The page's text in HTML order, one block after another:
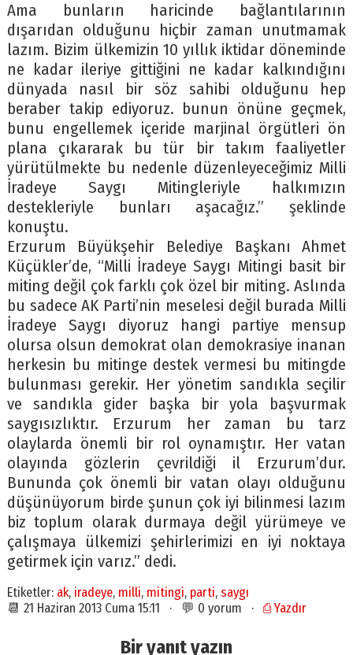
Ama bunların haricinde bağlantılarının
dışarıdan olduğunu hiçbir zaman unutmamak
lazım. Bizim ülkemizin 10 yıllık iktidar döneminde
ne kadar ileriye gittiğini ne kadar kalkındığını
dünyada nasıl bir söz sahibi olduğunu hep
beraber takip ediyoruz. bunun önüne geçmek,
bunu engellemek içeride marjinal örgütleri ön
plana çıkararak bu tür bir takım faaliyetler
yürütülmekte bu nedenle düzenleyeceğimiz Milli
İradeye Saygı Mitingleriyle halkımızın
destekleriyle bunları aşacağız.” şeklinde
konuştu.
Erzurum Büyükşehir Belediye Başkanı Ahmet
Küçükler’de, “Milli İradeye Saygı Mitingi basit bir
miting değil çok farklı çok özel bir miting. Aslında
bu sadece AK Parti’nin meselesi değil burada Milli
İradeye Saygı diyoruz hangi partiye mensup
olursa olsun demokrat olan demokrasiye inanan
herkesin bu mitinge destek vermesi bu mitingde
bulunması gerekir. Her yönetim sandıkla seçilir
ve sandıkla gider başka bir yola başvurmak
saygısızlıktır. Erzurum her zaman bu tarz
olaylarda önemli bir rol oynamıştır. Her vatan
olayında gözlerin çevrildiği il Erzurum’dur.
Bununda çok önemli bir vatan olayı olduğunu
düşünüyorum birde şunun çok iyi bilinmesi lazım
biz toplum olarak durmaya değil yürümeye ve
çalışmaya ülkemizi şehirlerimizi en iyi noktaya
getirmek için varız.” dedi.
Etiketler: ak, iradeye, milli, mitingi, parti, saygı
📆 21 Haziran 2013 Cuma 15:11 · 💬 0 yorum · ⎙ Yazdır
Bir yanıt yazın